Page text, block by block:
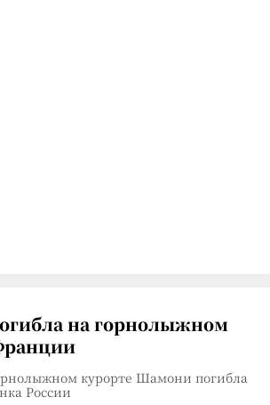
на горнолыжном
курорте Шамони погибла
России